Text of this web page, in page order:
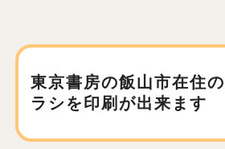
東京書房の飯山市在住
ラシを印刷が出来ます